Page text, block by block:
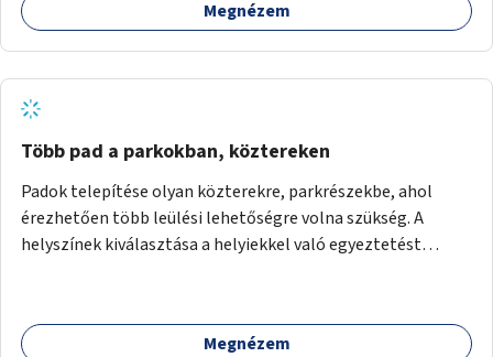
Megnézem
Több pad a parkokban, köztereken
Padok telepítése olyan közterekre, parkrészekbe, ahol
érezhetően több leülési lehetőségre volna szükség. A
helyszínek kiválasztása a helyiekkel való egyeztetést
Megnézem